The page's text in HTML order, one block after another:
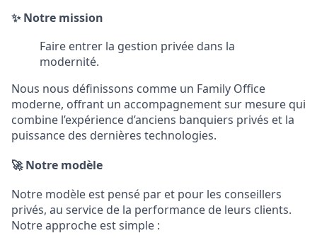
✨Notre mission
Faire entrer la gestion privée dans la
modernité.
Nous nous définissons comme un Family Office
moderne, offrant un accompagnement sur mesure qui
combine l’expérience d’anciens banquiers privés et la
puissance des dernières technologies.
🚀Notre modèle
Notre modèle est pensé par et pour les conseillers
privés, au service de la performance de leurs clients.
Notre approche est simple :